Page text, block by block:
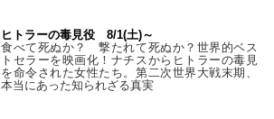
ヒトラーの毒見役 8/1(土)～
食べて死ぬか？ 撃たれて死ぬか？世界的ベス
トセラーを映画化！ナチスからヒトラーの毒見
を命令された女性たち。第二次世界大戦末期、
本当にあった知られざる真実